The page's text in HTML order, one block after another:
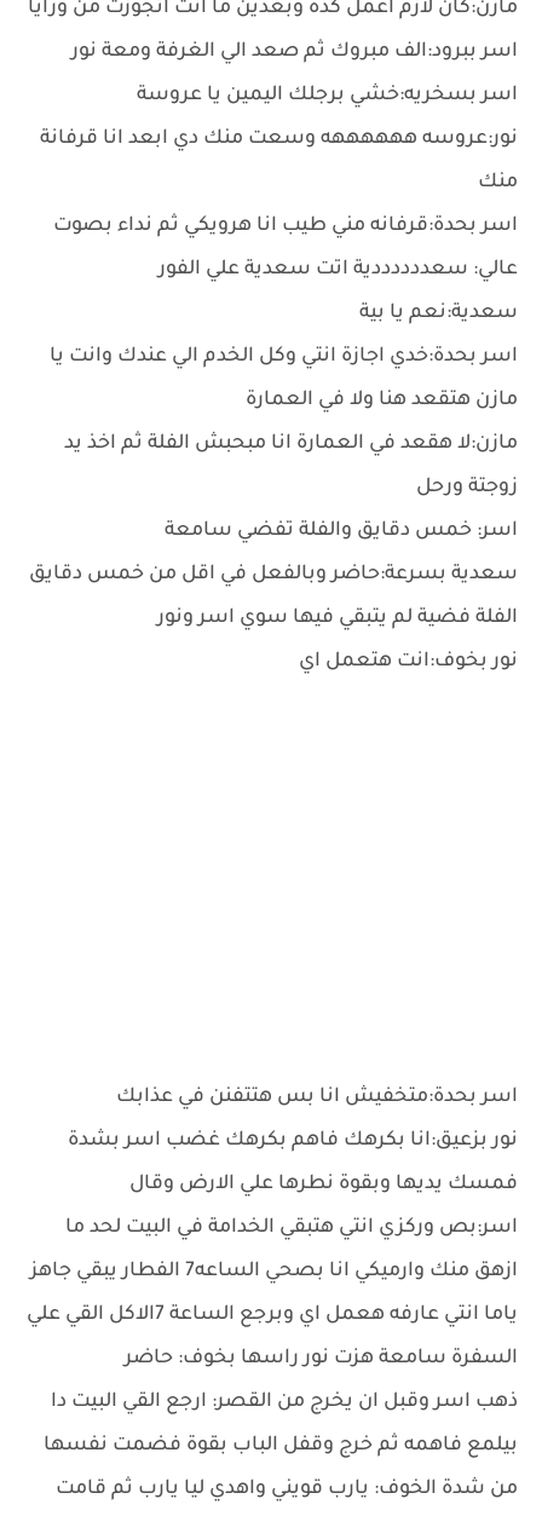
مازن:كان لازم اعمل كده وبعدين ما انت اتجوزت من ورايا
اسر ببرود:الف مبروك ثم صعد الي الغرفة ومعة نور
اسر بسخريه:خشي برجلك اليمين يا عروسة
نور:عروسه ههههههه وسعت منك دي ابعد انا قرفانة
منك
اسر بحدة:قرفانه مني طيب انا هرويكي ثم نداء بصوت
عالي: سعددددددية اتت سعدية علي الفور
سعدية:نعم يا بية
اسر بحدة:خدي اجازة انتي وكل الخدم الي عندك وانت يا
مازن هتقعد هنا ولا في العمارة
مازن:لا هقعد في العمارة انا مبحبش الفلة ثم اخذ يد
زوجتة ورحل
اسر: خمس دقايق والفلة تفضي سامعة
سعدية بسرعة:حاضر وبالفعل في اقل من خمس دقايق
الفلة فضية لم يتبقي فيها سوي اسر ونور
نور بخوف:انت هتعمل اي
اسر بحدة:متخفيش انا بس هتتفنن في عذابك
نور بزعيق:انا بكرهك فاهم بكرهك غضب اسر بشدة
فمسك يديها وبقوة نطرها علي الارض وقال
اسر:بص وركزي انتي هتبقي الخدامة في البيت لحد ما
ازهق منك وارميكي انا بصحي الساعه7 الفطار يبقي جاهز
ياما انتي عارفه هعمل اي وبرجع الساعة 7الاكل القي علي
السفرة سامعة هزت نور راسها بخوف: حاضر
ذهب اسر وقبل ان يخرج من القصر: ارجع القي البيت دا
بيلمع فاهمه ثم خرج وقفل الباب بقوة فضمت نفسها
من شدة الخوف: يارب قويني واهدي ليا يارب ثم قامت